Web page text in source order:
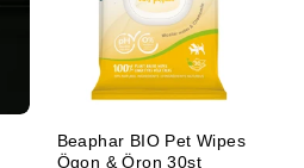
Beaphar BIO Pet Wipes
Ögon & Öron 30st